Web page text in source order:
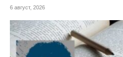
6 август, 2026